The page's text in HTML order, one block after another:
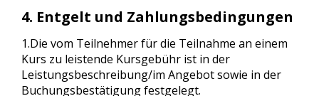
4. Entgelt und Zahlungsbedingungen
1.Die vom Teilnehmer für die Teilnahme an einem
Kurs zu leistende Kursgebühr ist in der
Leistungsbeschreibung/im Angebot sowie in der
Buchungsbestätigung festgelegt.